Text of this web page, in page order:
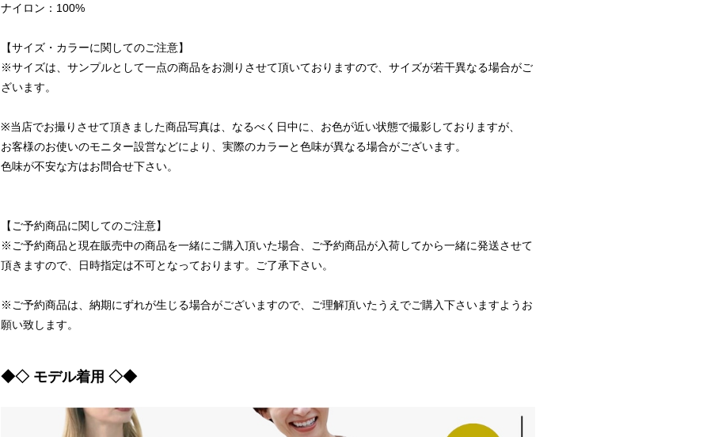
ナイロン：100%
【サイズ・カラーに関してのご注意】
※サイズは、サンプルとして一点の商品をお測りさせて頂いておりますので、サイズが若干異なる場合がご
ざいます。
※当店でお撮りさせて頂きました商品写真は、なるべく日中に、お色が近い状態で撮影しておりますが、
お客様のお使いのモニター設営などにより、実際のカラーと色味が異なる場合がございます。
色味が不安な方はお問合せ下さい。
【ご予約商品に関してのご注意】
※ご予約商品と現在販売中の商品を一緒にご購入頂いた場合、ご予約商品が入荷してから一緒に発送させて
頂きますので、日時指定は不可となっております。ご了承下さい。
※ご予約商品は、納期にずれが生じる場合がございますので、ご理解頂いたうえでご購入下さいますようお
願い致します。
◆◇ モデル着用 ◇◆